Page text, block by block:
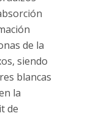
de la
siendo
blancas
la
de